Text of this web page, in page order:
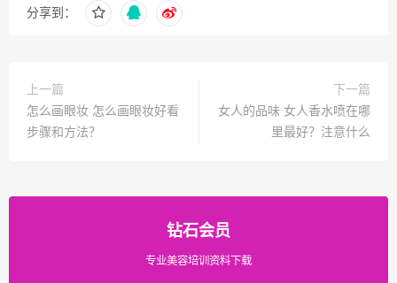
分享到：
上一篇
怎么画眼妆 怎么画眼妆好看
步骤和方法？
下一篇
女人的品味 女人香水喷在哪
里最好？注意什么
钻石会员
专业美容培训资料下载